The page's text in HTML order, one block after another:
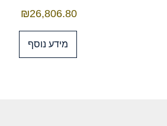
₪26,806.80
מידע נוסף